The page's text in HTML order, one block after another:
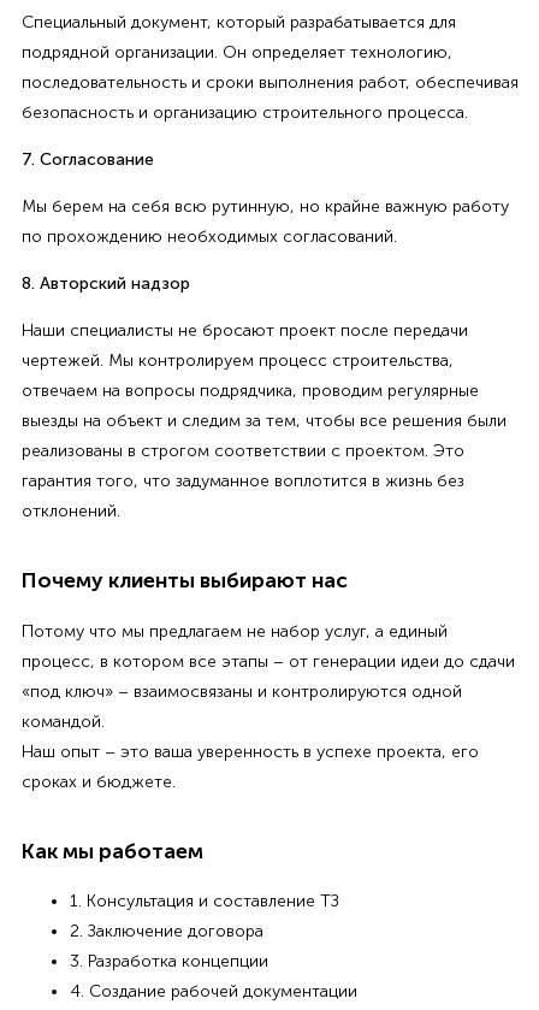
Специальный документ, который разрабатывается для
подрядной организации. Он определяет технологию,
последовательность и сроки выполнения работ, обеспечивая
безопасность и организацию строительного процесса.
7. Согласование
Мы берем на себя всю рутинную, но крайне важную работу
по прохождению необходимых согласований.
8. Авторский надзор
Наши специалисты не бросают проект после передачи
чертежей. Мы контролируем процесс строительства,
отвечаем на вопросы подрядчика, проводим регулярные
выезды на объект и следим за тем, чтобы все решения были
реализованы в строгом соответствии с проектом. Это
гарантия того, что задуманное воплотится в жизнь без
отклонений.
Почему клиенты выбирают нас
Потому что мы предлагаем не набор услуг, а единый
процесс, в котором все этапы – от генерации идеи до сдачи
«под ключ» – взаимосвязаны и контролируются одной
командой.
Наш опыт – это ваша уверенность в успехе проекта, его
сроках и бюджете.
Как мы работаем
1. Консультация и составление ТЗ
2. Заключение договора
3. Разработка концепции
4. Создание рабочей документации